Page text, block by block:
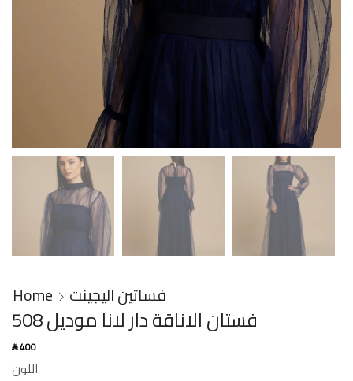
Home فساتين اليجينت
فستان الاناقة دار لانا موديل 508
SAR400
اللون